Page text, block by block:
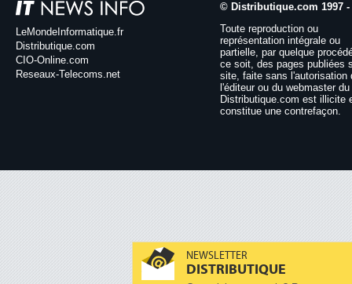
NEWSLETTER
DISTRIBUTIQUE
LeMondeInformatique.fr
Distributique.com
CIO-Online.com
Reseaux-Telecoms.net
© Distributique.com 1997 -
Toute reproduction ou
représentation intégrale ou
partielle, par quelque
ce soit, des pages publiées
site, faite sans l'autorisation
l'éditeur ou du webmaster
Distributique.com est illicite
constitue une contrefaçon.